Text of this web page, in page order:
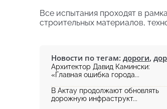
Все испытания проходят в
строительных материалов,
Новости по тегам: дороги,
Архитектор Давид Камински:
«Главная ошибка города...
В Актау продолжают обновлять
дорожную инфраструкт...